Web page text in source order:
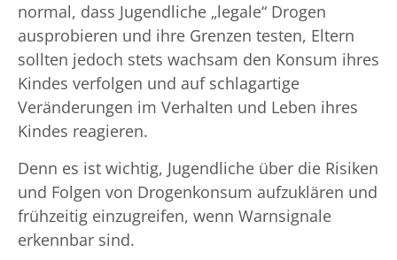
normal, dass Jugendliche „legale“ Drogen
ausprobieren und ihre Grenzen testen, Eltern
sollten jedoch stets wachsam den Konsum ihres
Kindes verfolgen und auf schlagartige
Veränderungen im Verhalten und Leben ihres
Kindes reagieren.
Denn es ist wichtig, Jugendliche über die Risiken
und Folgen von Drogenkonsum aufzuklären und
frühzeitig einzugreifen, wenn Warnsignale
erkennbar sind.